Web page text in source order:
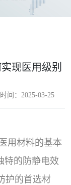
现医用级别
间：2025-03-25
用材料的基本
特的防静电效
护的首选材